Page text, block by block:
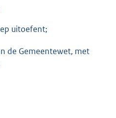
uitoefent;
de Gemeentewet, met